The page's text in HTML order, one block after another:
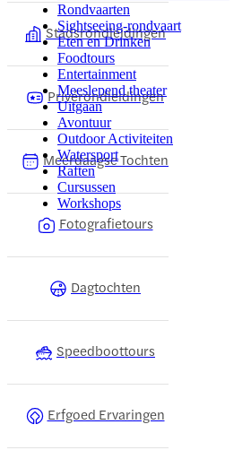
Rondvaarten
Sightseeing-rondvaart
Eten en Drinken
Foodtours
Entertainment
Meeslepend theater
Uitgaan
Avontuur
Outdoor Activiteiten
Watersport
Raften
Cursussen
Workshops
Stadsrondleidingen
Privérondleidingen
Meerdaagse Tochten
Fotografietours
Dagtochten
Speedboottours
Erfgoed Ervaringen